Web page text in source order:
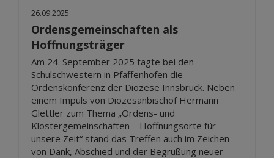
26.09.2025
Ordensgemeinschaften als
Hoffnungsträger
Am 24. September 2025 tagte bei den
Schulschwestern in Pfaffenhofen die
Ordenskonferenz der Diözese Innsbruck. Neben
einem Impuls von Diözesanbischof Hermann
Glettler zum Thema „Ordens- und
Klostergemeinschaften – Hoffnungsorte für
unsere Zeit“ stand das Treffen auch im Zeichen
von Dank, Abschied und der Begrüßung neuer